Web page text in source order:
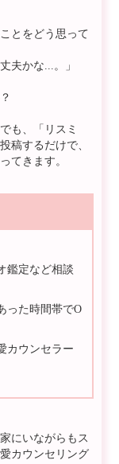
とをどう思って
夫かな...。」
も、「リスミ
稿するだけで、
てきます。
鑑定など相談
った時間帯でO
カウンセラー
にいながらもス
カウンセリング